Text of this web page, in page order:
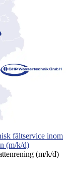
fältservice inom
(m/k/d)
(m/k/d)